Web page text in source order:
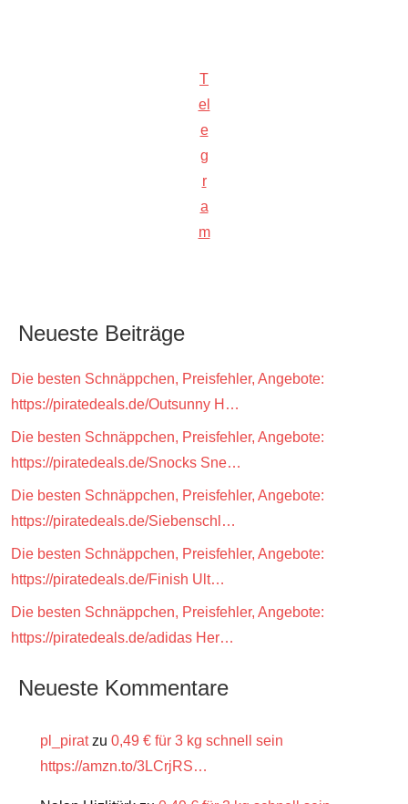
T
el
e
g
r
a
m
Neueste Beiträge
Die besten Schnäppchen, Preisfehler, Angebote:
https://piratedeals.de/Outsunny H…
Die besten Schnäppchen, Preisfehler, Angebote:
https://piratedeals.de/Snocks Sne…
Die besten Schnäppchen, Preisfehler, Angebote:
https://piratedeals.de/Siebenschl…
Die besten Schnäppchen, Preisfehler, Angebote:
https://piratedeals.de/Finish Ult…
Die besten Schnäppchen, Preisfehler, Angebote:
https://piratedeals.de/adidas Her…
Neueste Kommentare
pl_piratzu 0,49 € für 3 kg schnell sein
https://amzn.to/3LCrjRS…